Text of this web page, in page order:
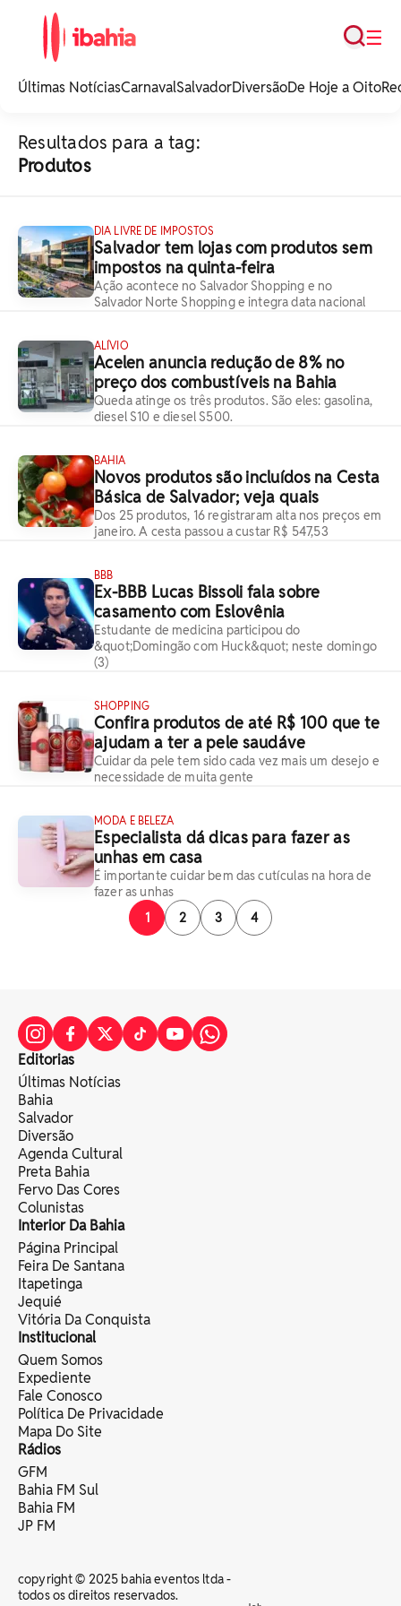
noticias e
☰
Busca
Últimas NotíciasCarnavalSalvadorDiversãoDe Hoje a Oito
Resultados para a tag:
Produtos
DIA LIVRE DE IMPOSTOS
Salvador tem lojas com produtos sem
impostos na quinta-feira
Ação acontece no Salvador Shopping e no
Salvador Norte Shopping e integra data nacional
ALÍVIO
Acelen anuncia redução de 8% no
preço dos combustíveis na Bahia
Queda atinge os três produtos. São eles: gasolina,
diesel S10 e diesel S500.
BAHIA
Novos produtos são incluídos na Cesta
Básica de Salvador; veja quais
Dos 25 produtos, 16 registraram alta nos preços em
janeiro. A cesta passou a custar R$ 547,53
BBB
Ex-BBB Lucas Bissoli fala sobre
casamento com Eslovênia
Estudante de medicina participou do
&quot;Domingão com Huck&quot; neste domingo
(3)
SHOPPING
Confira produtos de até R$ 100 que te
ajudam a ter a pele saudáve
Cuidar da pele tem sido cada vez mais um desejo e
necessidade de muita gente
MODA E BELEZA
Especialista dá dicas para fazer as
unhas em casa
É importante cuidar bem das cutículas na hora de
fazer as unhas
1
2 3 4
Editorias
Últimas Notícias
Bahia
Salvador
Diversão
Agenda Cultural
Preta Bahia
Fervo Das Cores
Colunistas
Interior Da Bahia
Página Principal
Feira De Santana
Itapetinga
Jequié
Vitória Da Conquista
Institucional
Quem Somos
Expediente
Fale Conosco
Política De Privacidade
Mapa Do Site
Rádios
GFM
Bahia FM Sul
Bahia FM
JP FM
copyright © 2025 bahia eventos ltda -
todos os direitos reservados.